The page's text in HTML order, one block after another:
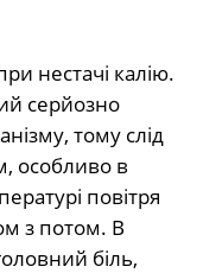
нестачі калію.
серйозно
тому слід
особливо в
повітря
з потом. В
біль,